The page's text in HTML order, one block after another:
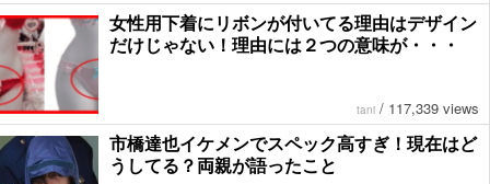
女性用下着にリボンが付いてる理由はデザイン
だけじゃない！理由には２つの意味が・・・
tani / 117,339 views
市橋達也イケメンでスペック高すぎ！現在はど
うしてる？両親が語ったこと